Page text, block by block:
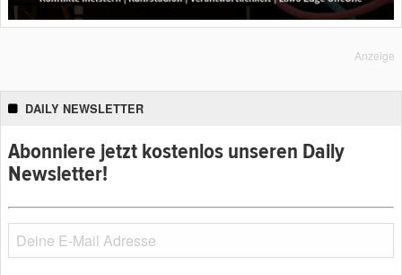
Anzeige
DAILY NEWSLETTER
Abonniere jetzt kostenlos unseren Daily
Newsletter!